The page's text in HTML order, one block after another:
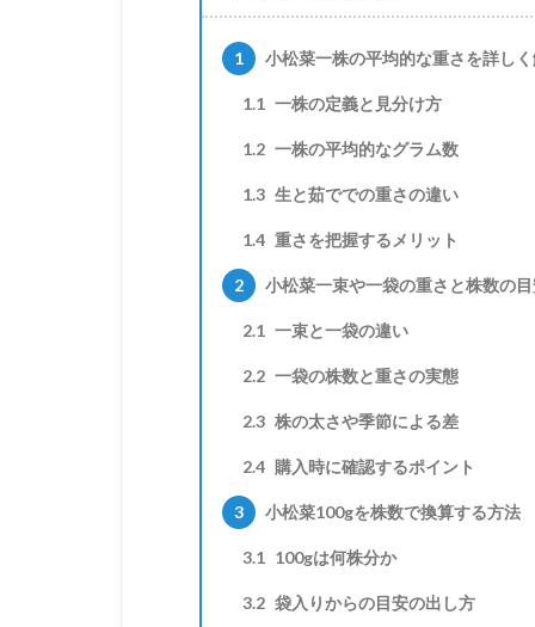
1 小松菜一株の平均的な重さを詳し
1.1 一株の定義と見分け方
1.2 一株の平均的なグラム数
1.3 生と茹ででの重さの違い
1.4 重さを把握するメリット
2 小松菜一束や一袋の重さと株数の
2.1 一束と一袋の違い
2.2 一袋の株数と重さの実態
2.3 株の太さや季節による差
2.4 購入時に確認するポイント
3 小松菜100gを株数で換算する方法
3.1 100gは何株分か
3.2 袋入りからの目安の出し方